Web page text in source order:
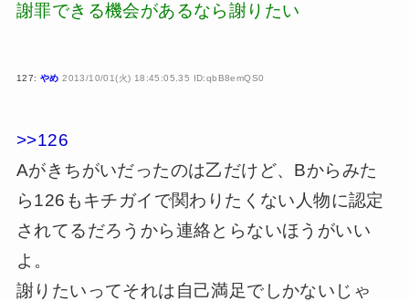
謝罪できる機会があるなら謝りたい
127: やめ 2013/10/01(火) 18:45:05.35 ID:qbB8emQS0
>>126
Aがきちがいだったのは乙だけど、Bからみた
ら126もキチガイで関わりたくない人物に認定
されてるだろうから連絡とらないほうがいい
よ。
謝りたいってそれは自己満足でしかないじゃ